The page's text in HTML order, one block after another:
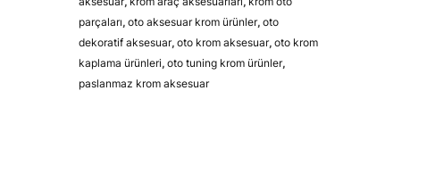
parçaları, oto aksesuar krom ürünler, oto
dekoratif aksesuar, oto krom aksesuar, oto krom
kaplama ürünleri, oto tuning krom ürünler,
paslanmaz krom aksesuar